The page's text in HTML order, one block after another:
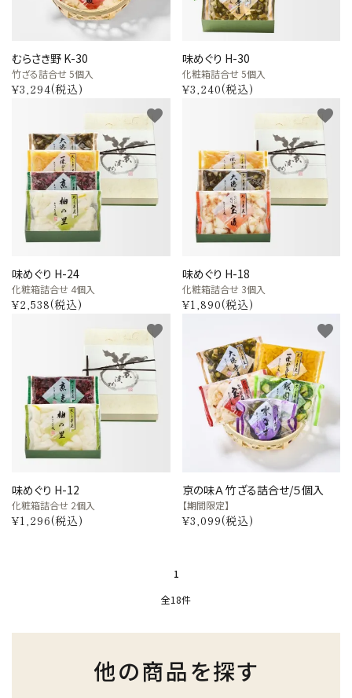
むらさき野 K-30
竹ざる詰合せ 5個入
¥3,294(税込)
味めぐり H-30
化粧箱詰合せ 5個入
¥3,240(税込)
味めぐり H-24
化粧箱詰合せ 4個入
¥2,538(税込)
favorite
味めぐり H-18
化粧箱詰合せ 3個入
¥1,890(税込)
favorite
味めぐり H-12
化粧箱詰合せ 2個入
¥1,296(税込)
favorite
京の味Ａ 竹ざる詰合せ/５個入
【期間限定】
¥3,099(税込)
favorite
1
全18件
他の商品を探す